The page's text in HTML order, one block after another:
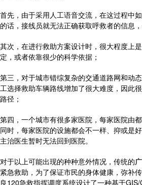
首先，由于采用人工语音交流，在这过程中
的话，接线员就无法正确获取呼救者的信息
其次，在进行救助方案设计时，很大程度上
定，或者依靠很少的科学依据；
第三，对于城市错综复杂的交通道路网和动
工选择救助车辆路线增加了很大难度，因此
路径；
第四，一个城市有很多家医院，每家医院由
同时，每家医院的设施都会不一样、抑或是
主治医生暂时无法回到医院。
对于以上可能出现的种种意外情况，传统的
紧急救助，为了保证市民的身体健康，弥补
良120急救指挥调度系统设计了一种基于GIS/